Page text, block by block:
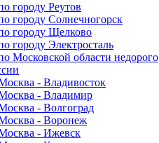
городу Реутов
городу Солнечногорск
городу Щелково
городу Электросталь
Московской области недорого
- Владивосток
- Владимир
- Волгоград
- Воронеж
- Ижевск